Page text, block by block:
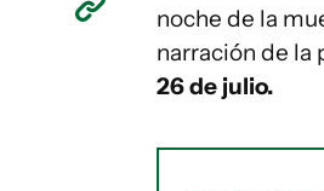
noche de la
narración de la
26 de julio.